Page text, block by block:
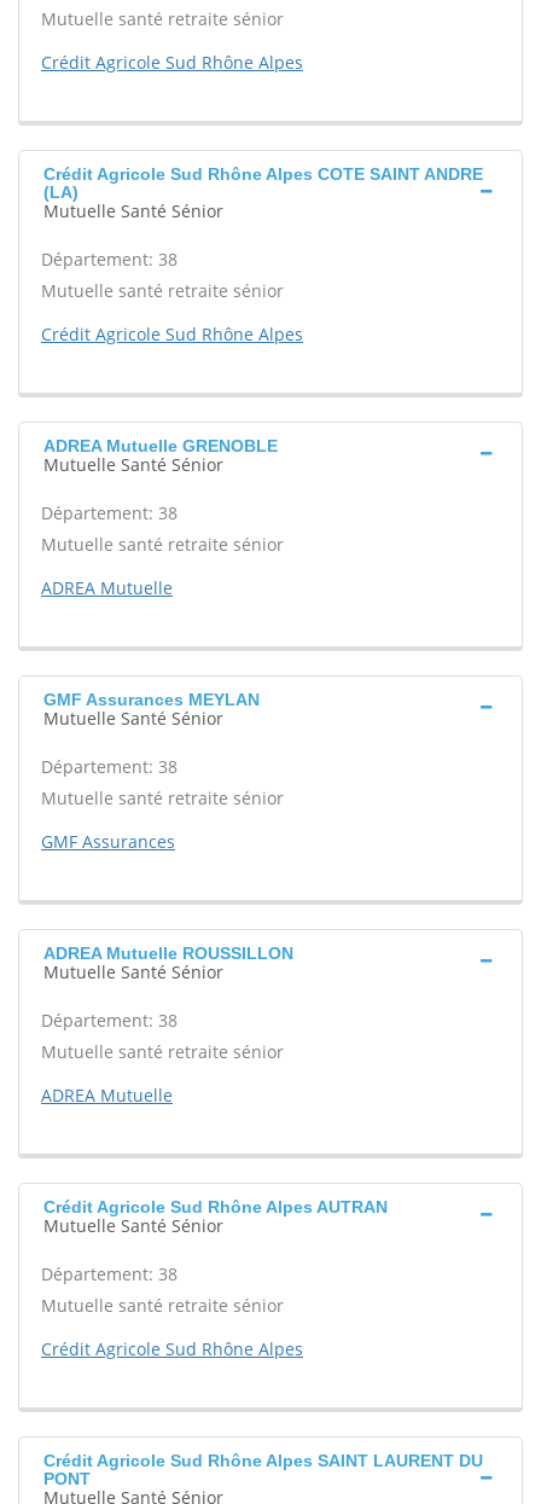
Mutuelle santé retraite sénior
Crédit Agricole Sud Rhône Alpes
Crédit Agricole Sud Rhône Alpes COTE SAINT ANDRE
(LA)
Mutuelle Santé Sénior
Département: 38
Mutuelle santé retraite sénior
Crédit Agricole Sud Rhône Alpes
ADREA Mutuelle GRENOBLE
Mutuelle Santé Sénior
Département: 38
Mutuelle santé retraite sénior
ADREA Mutuelle
GMF Assurances MEYLAN
Mutuelle Santé Sénior
Département: 38
Mutuelle santé retraite sénior
GMF Assurances
ADREA Mutuelle ROUSSILLON
Mutuelle Santé Sénior
Département: 38
Mutuelle santé retraite sénior
ADREA Mutuelle
Crédit Agricole Sud Rhône Alpes AUTRAN
Mutuelle Santé Sénior
Département: 38
Mutuelle santé retraite sénior
Crédit Agricole Sud Rhône Alpes
Crédit Agricole Sud Rhône Alpes SAINT LAURENT DU
PONT
Mutuelle Santé Sénior